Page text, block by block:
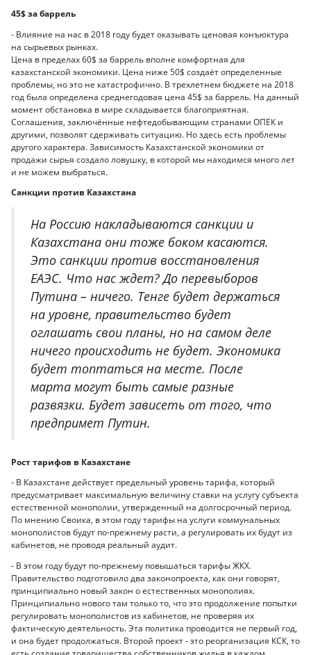
45$ за баррель
- Влияние на нас в 2018 году будет оказывать ценовая конъюктура
на сырьевых рынках.
Цена в пределах 60$ за баррель вполне комфортная для
казахстанской экономики. Цена ниже 50$ создаёт определенные
проблемы, но это не катастрофично. В трехлетнем бюджете на 2018
год была определена среднегодовая цена 45$ за баррель. На данный
момент обстановка в мире складывается благоприятная.
Соглашения, заключённые нефтедобывающим странами ОПЕК и
другими, позволят сдерживать ситуацию. Но здесь есть проблемы
другого характера. Зависимость Казахстанской экономики от
продажи сырья создало ловушку, в которой мы находимся много лет
и не можем выбраться.
Санкции против Казахстана
На Россию накладываются санкции и
Казахстана они тоже боком касаются.
Это санкции против восстановления
ЕАЭС. Что нас ждет? До перевыборов
Путина – ничего. Тенге будет держаться
на уровне, правительство будет
оглашать свои планы, но на самом деле
ничего происходить не будет. Экономика
будет топтаться на месте. После
марта могут быть самые разные
развязки. Будет зависеть от того, что
предпримет Путин.
Рост тарифов в Казахстане
- В Казахстане действует предельный уровень тарифа, который
предусматривает максимальную величину ставки на услугу субъекта
естественной монополии, утвержденный на долгосрочный период.
По мнению Своика, в этом году тарифы на услуги коммунальных
монополистов будут по-прежнему расти, а регулировать их будут из
кабинетов, не проводя реальный аудит.
- В этом году будут по-прежнему повышаться тарифы ЖКХ.
Правительство подготовило два законопроекта, как они говорят,
принципиально новый закон о естественных монополиях.
Принципиально нового там только то, что это продолжение попытки
регулировать монополистов из кабинетов, не проверяя их
фактическую деятельность. Эта политика проводится не первый год,
и она будет продолжаться. Второй проект - это реорганизация КСК, то